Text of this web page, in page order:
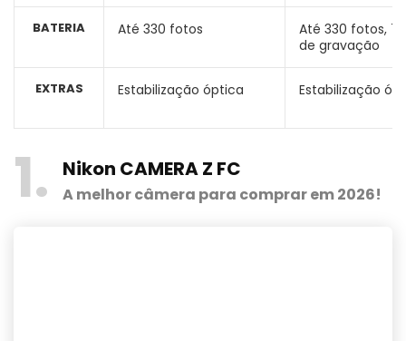
BATERIA
EXTRAS
Até 330 fotos
Estabilização óptica
Até 330 fotos,
de gravação
Estabilização
1 Nikon CAMERA Z FC
A melhor câmera para comprar em 2026!